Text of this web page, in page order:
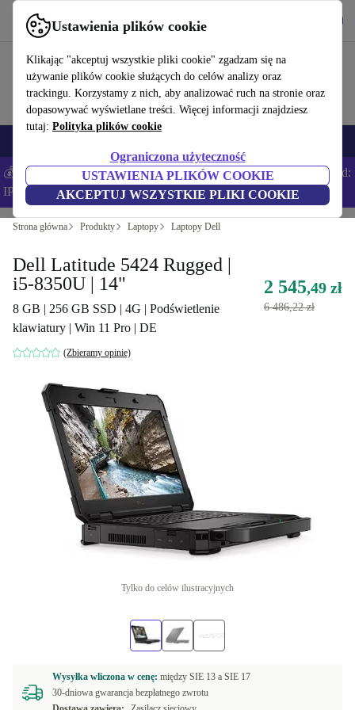
Ustawienia plików cookie
Klikając "akceptuj wszystkie pliki cookie" zgadzam się na
używanie plików cookie służących do celów analizy oraz
trackingu. Korzystamy z nich, aby analizować ruch na stronie oraz
dopasowywać wyświetlane treści. Więcej informacji znajdziesz
tutaj: Polityka plików cookie
Ograniczona użyteczność
USTAWIENIA PLIKÓW COOKIE
AKCEPTUJ WSZYSTKIE PLIKI COOKIE
Korzystaj z refurbed szybko i łatwo
💰Zaoszczędź DODATKOWE 5% na wszystkich iPhone’ach – Kod:
IPHONEDEAL –Regulamin
Strona główna Produkty Laptopy Laptopy Dell
Dell Latitude 5424 Rugged |
i5-8350U | 14"
8 GB | 256 GB SSD | 4G | Podświetlenie
klawiatury | Win 11 Pro | DE
(Zbieramy opinie)
2 545,49 zł
6 486,22 zł
Tylko do celów ilustracyjnych
Wysyłka wliczona w cenę: między SIE 13 a SIE 17
30-dniowa gwarancja bezpłatnego zwrotu